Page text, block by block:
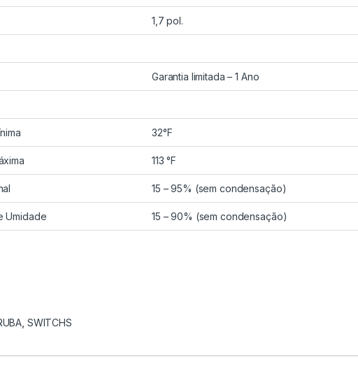
1,7 pol.
Garantia limitada – 1 Ano
32°F
113 °F
15 – 95% (sem condensação)
Umidade 15 – 90% (sem condensação)
SWITCHS